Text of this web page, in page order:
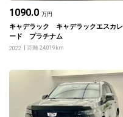
1090.0 万円
キャデラック キャデラックエスカレ
ード プラチナム
2022 距離 24,019km